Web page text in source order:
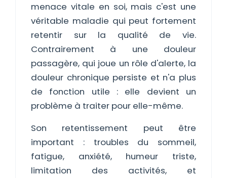
menace vitale en soi, mais c'est une
véritable maladie qui peut fortement
retentir sur la qualité de vie.
Contrairement à une douleur
passagère, qui joue un rôle d'alerte, la
douleur chronique persiste et n'a plus
de fonction utile : elle devient un
problème à traiter pour elle-même.
Son retentissement peut être
important : troubles du sommeil,
fatigue, anxiété, humeur triste,
limitation des activités, et